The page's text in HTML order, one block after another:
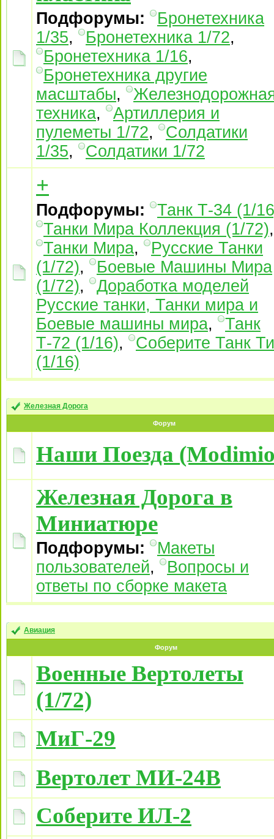
Подфорумы:
Бронетехника
1/35, Бронетехника 1/72,
Бронетехника 1/16,
Бронетехника другие
масштабы,
техника,
Артиллерия и
пулеметы 1/72,
Солдатики
1/35, Солдатики 1/72
+
Подфорумы:
Танк Т-34 (1/
Танки Мира Коллекция (1/72),
Танки Мира,
Русские Танки
(1/72),
Боевые Машины Мира
(1/72),
Доработка моделей
Русские танки, Танки мира и
Боевые машины мира,
Танк
Т-72 (1/16),
Соберите Танк
(1/16)
Железная Дорога
Форум
Наши Поезда
Железная Дорога в
Миниатюре
Подфорумы:
Макеты
пользователей,
Вопросы и
ответы по сборке макета
Авиация
Форум
Военные Вертолеты
(1/72)
МиГ-29
Вертолет МИ-24В
Соберите ИЛ-2